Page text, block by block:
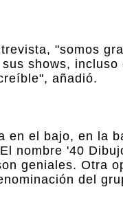
"somos
shows,
añadió.
en el bajo, en la
nombre '40
geniales. Otra
del